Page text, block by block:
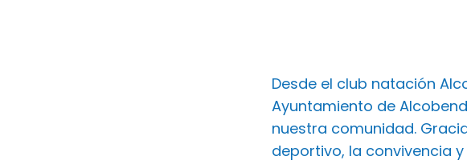
Desde el club natación
Ayuntamiento de
nuestra comunidad.
deportivo, la convivencia